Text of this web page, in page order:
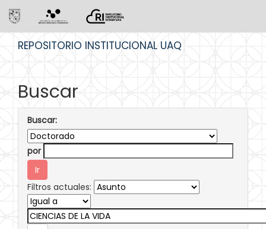
REPOSITORIO INSTITUCIONAL UAQ
Buscar
Buscar:
por
Filtros actuales: